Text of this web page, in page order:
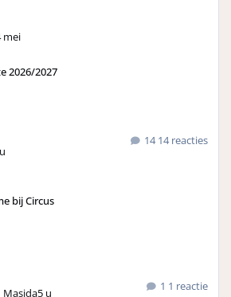
mei
2026/2027
14 reacties
bij Circus
1 reactie
Masida5 u